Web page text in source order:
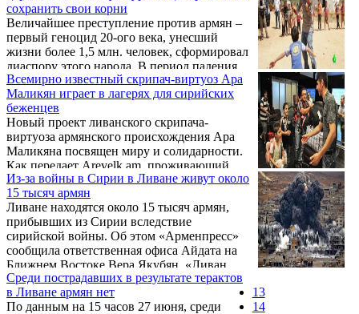
сельского хозяйства Игнатий Аракелян.
сохранить свои корни
Величайшее преступление против армян –
первый геноцид 20-ого века, унесший
жизни более 1,5 млн. человек, сформировал
диаспору этого народа. В период падения
Османской империи тысячи армян
переселились в Сирию и Ливан. Об этом
говорится в статье итальянского издания
«L'AntiDiplomatico».
Всемирно известный скрипач-виртуоз Ара
Маликян играет в лагерях для сирийских
беженцев
Новый проект ливанского скрипача-
виртуоза армянского происхождения Ара
Маликяна посвящен миру и солидарности.
Как передает Arevelk.am, проживающий
ныне в Испании музыкант побывал в
лагерях для беженцев, где сыграл для
сирийских детей.
Из-за войны в Сирии в Ливане живут около
15 тысяч армян
Ливане находятся около 15 тысяч армян,
прибывших из Сирии вследствие
сирийской войны. Об этом «Арменпресс»
сообщила ответственная офиса Айдата на
Ближнем Востоке Вера Якубян. «Ливан
находится ближе всего к Сирии, и понятно,
что оттуда наблюдается большой приток.
Этот приток особенно увеличился в
Среди пострадавших в результате терактов
в Ливане армян нет
По данным на 15 часов 27 июня, среди
13
14